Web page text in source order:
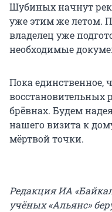
Шубиных начнут
уже этим же летом.
владелец уже
необходимые
Пока единственное,
восстановительных
брёвнах. Будем
нашего визита к
мёртвой точки.
Редакция ИА
учёных «Альянс»